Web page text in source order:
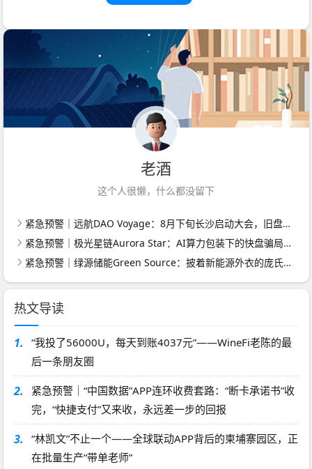
老酒
这个人很懒，什么都没留下
紧急预警｜远航DAO Voyage：8月下旬长沙启动大会，旧盘团队平移，RWA+大宗商品包装——又是庞氏滚盘的老剧本
紧急预警｜极光星链Aurora Star：AI算力包装下的快盘骗局，认购即入坑
紧急预警｜绿源储能Green Source：披着新能源外衣的庞氏传销盘，8月千人大会就是收割信号
热文导读
1.
“我投了56000U，每天到账4037元”——WineFi老陈的最
后一条朋友圈
2.
紧急预警｜“中国数据”APP连环收费套路：“断卡承诺书”收
完，“快捷支付”又来收，永远差一步的回报
3.
“林凯文”不止一个——全球联动APP背后的柬埔寨园区，正
在批量生产“带单老师”